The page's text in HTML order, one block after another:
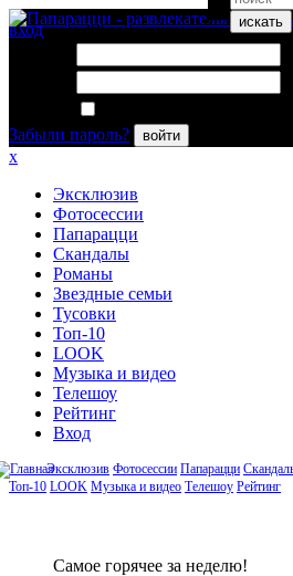
искать
вход
Забыли пароль?
войти
x
Эксклюзив
Фотосессии
Папарацци
Скандалы
Романы
Звездные семьи
Тусовки
Топ-10
LOOK
Музыка и видео
Телешоу
Рейтинг
Вход
Эксклюзив Фотосессии Папарацци
Топ-10 LOOK Музыка и видео Телешоу Рейтинг
Сaмое гoрячее за неделю!